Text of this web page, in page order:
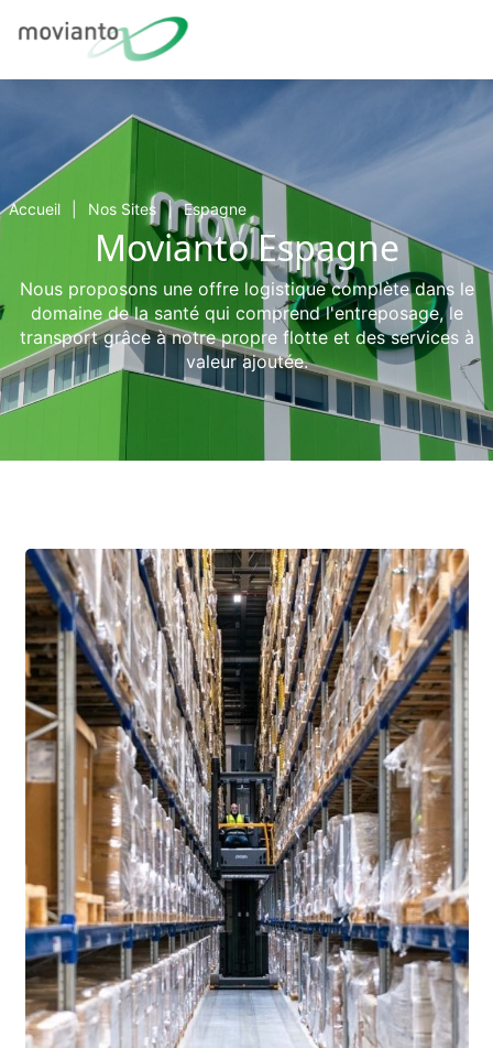
Accueil Nos Sites Espagne
Movianto Espagne
Nous proposons une offre logistique complète dans le
domaine de la santé qui comprend l'entreposage, le
transport grâce à notre propre flotte et des services à
valeur ajoutée.